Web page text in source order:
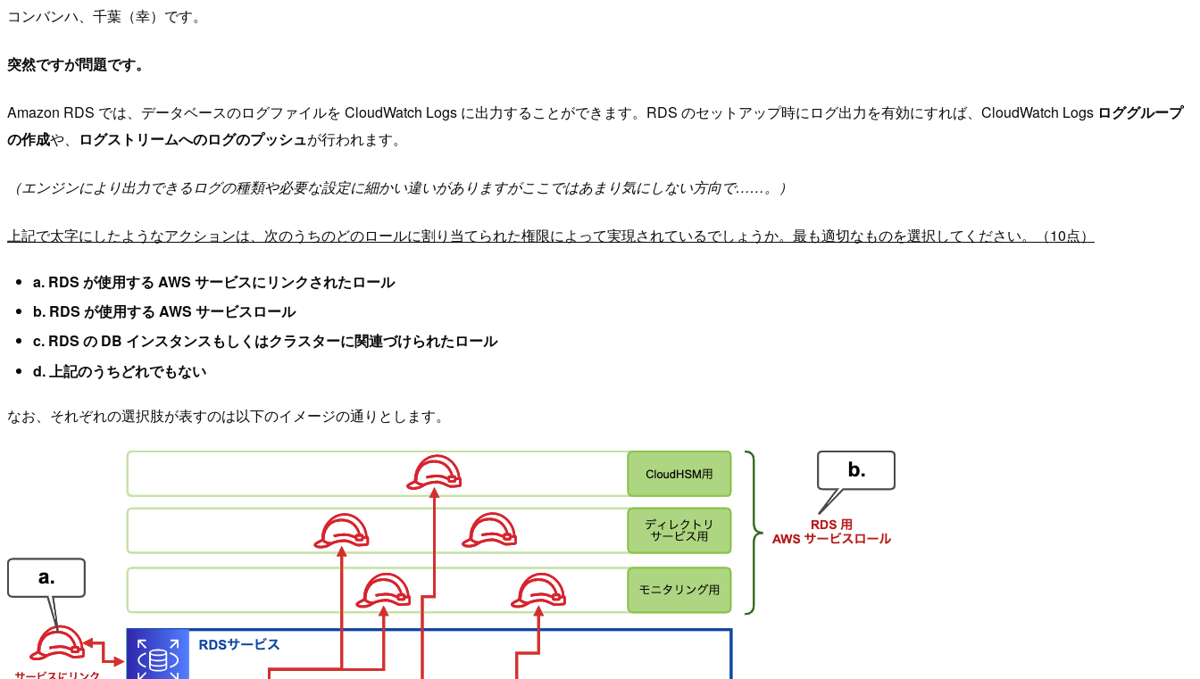
コンバンハ、千葉（幸）です。
突然ですが問題です。
Amazon RDS では、データベースのログファイルを CloudWatch Logs に出力することができます。RDS のセットアップ時にログ出力を有効にすれば、CloudWatch Logs ロググループ
の作成や、 ログストリームへのログのプッシュが行われます。
（エンジンにより出力できるログの種類や必要な設定に細かい違いがありますがここではあまり気にしない方向で……。）
上記で太字にしたようなアクションは、次のうちのどのロールに割り当てられた権限によって実現されているでしょうか。最も適切なものを選択してください。（10点）
a. RDS が使用する AWS サービスにリンクされたロール
b. RDS が使用する AWS サービスロール
c. RDS の DB インスタンスもしくはクラスターに関連づけられたロール
d. 上記のうちどれでもない
なお、それぞれの選択肢が表すのは以下のイメージの通りとします。